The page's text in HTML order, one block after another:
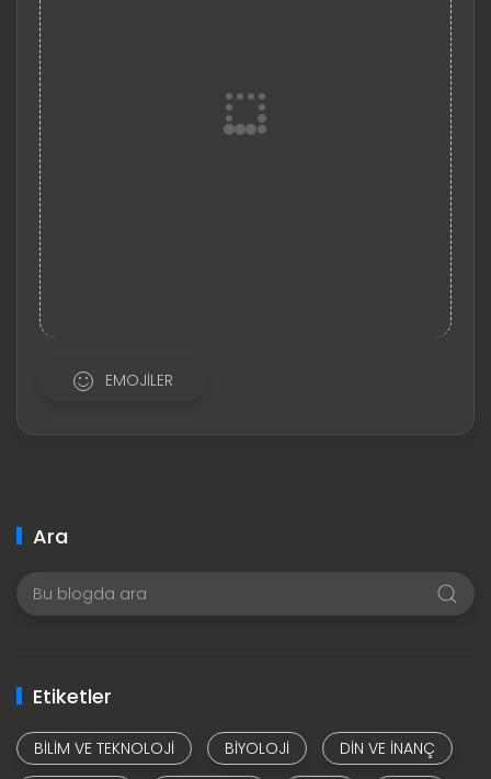
EMOJILER
Ara
Etiketler
BILIM VE TEKNOLOJI BIYOLOJI
DIN VE INANÇ